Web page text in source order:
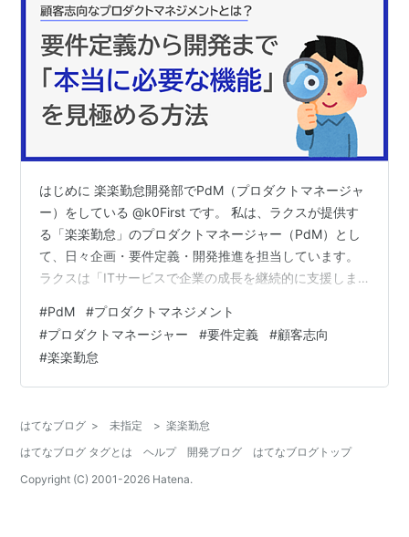
はじめに 楽楽勤怠開発部でPdM（プロダクトマネージャ
ー）をしている @k0First です。 私は、ラクスが提供す
る「楽楽勤怠」のプロダクトマネージャー（PdM）とし
て、日々企画・要件定義・開発推進を担当しています。
ラクスは「ITサービスで企業の成長を継続的に支援しま
の業務効率化・生産性向上に貢献する会社です。 私たち
ラクスが大切にしているのは、「顧客視点で価値を生む
機能開発」。 ですが実際の現場では、さまざまなリクエ
ストや要望が飛び交い、目の前の「作るべきもの」に引
らの要望をそのま…
#PdM #プロダクトマネジメント
#プロダクトマネージャー #要件定義 #顧客志向
#楽楽勤怠
はてなブログ > 未指定 > 楽楽勤怠
はてなブログ タグとは
ヘルプ 開発ブログ
はてなブログトップ
Copyright (C) 2001-2026 Hatena.